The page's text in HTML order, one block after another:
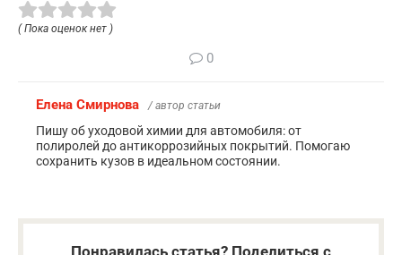
( Пока оценок нет )
0
Елена Смирнова / автор статьи
Пишу об уходовой химии для автомобиля: от
полиролей до антикоррозийных покрытий. Помогаю
сохранить кузов в идеальном состоянии.
Понравилась статья? Поделиться с